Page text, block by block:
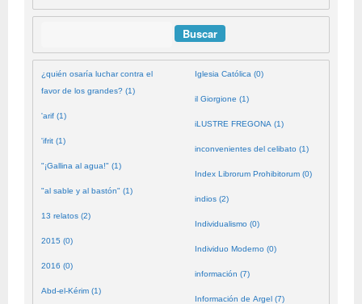
¿quién osaría luchar contra el
favor de los grandes? (1)
'arif (1)
'ifrit (1)
"¡Gallina al agua!" (1)
"al sable y al bastón" (1)
13 relatos (2)
2015 (0)
2016 (0)
Abd-el-Kérim (1)
Iglesia Católica (0)
il Giorgione (1)
iLUSTRE FREGONA (1)
inconvenientes del celibato (1)
Index Librorum Prohibitorum (0)
indios (2)
Individualismo (0)
Individuo Moderno (0)
información (7)
Información de Argel (7)